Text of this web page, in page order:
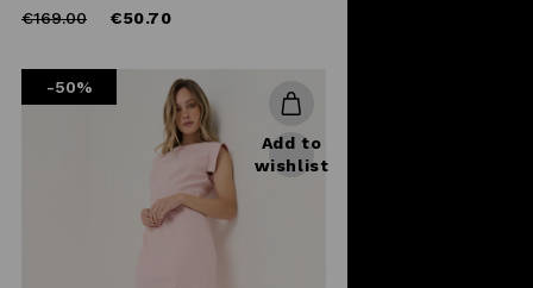
Price
€169.00to €50.70
-50%
Add to
wishlist